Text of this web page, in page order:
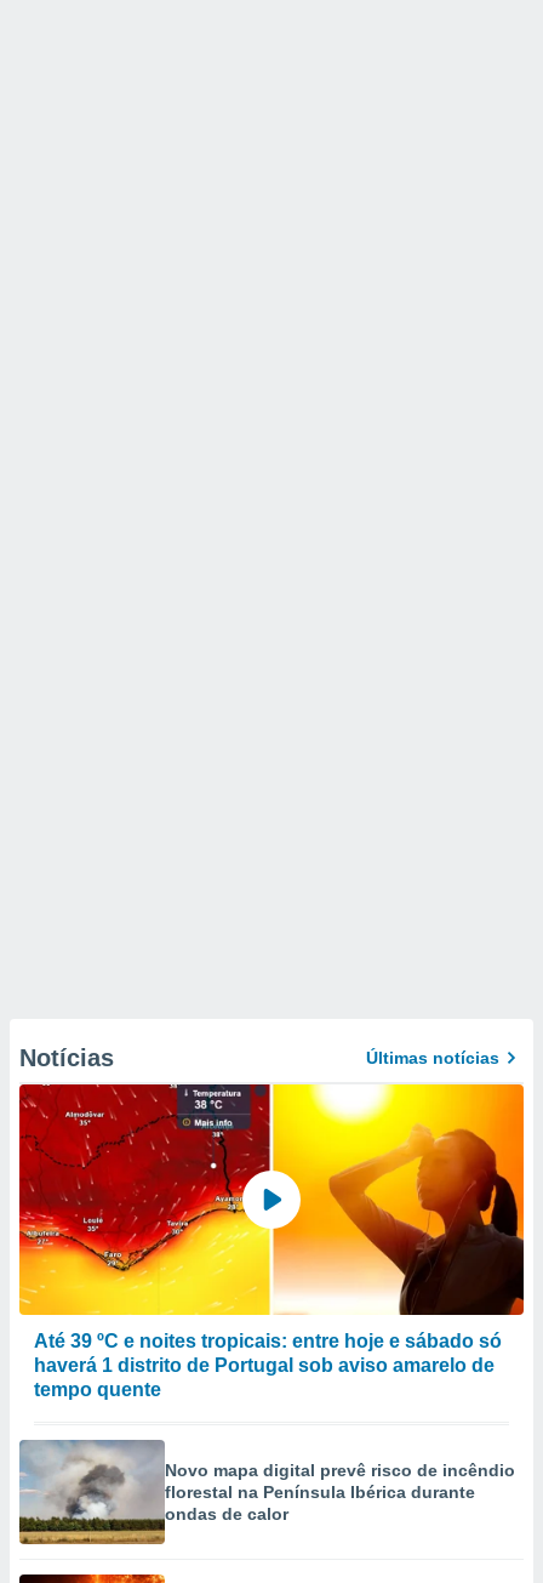
Notícias Últimas notícias
Até 39 ºC e noites tropicais: entre hoje e sábado só
haverá 1 distrito de Portugal sob aviso amarelo de
tempo quente
Novo mapa digital prevê risco de incêndio
florestal na Península Ibérica durante
ondas de calor